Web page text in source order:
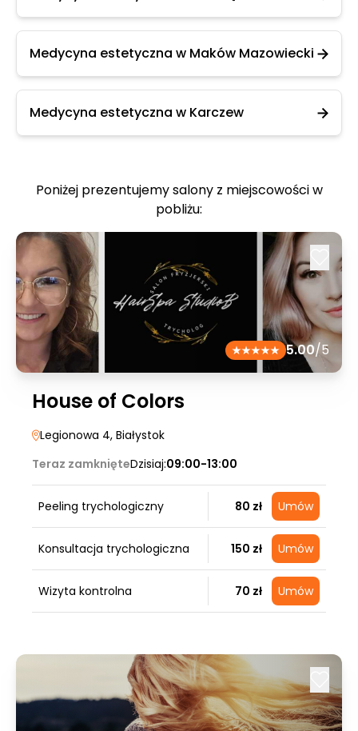
Medycyna estetyczna w Maków Mazowiecki
Medycyna estetyczna w Karczew
Poniżej prezentujemy salony z miejscowości w
pobliżu:
5.00/5
House of Colors
Legionowa 4, Białystok
Teraz zamknięteDzisiaj:09:00-13:00
Peeling trychologiczny 80 zł Umów
Konsultacja trychologiczna 150 zł Umów
Wizyta kontrolna 70 zł Umów